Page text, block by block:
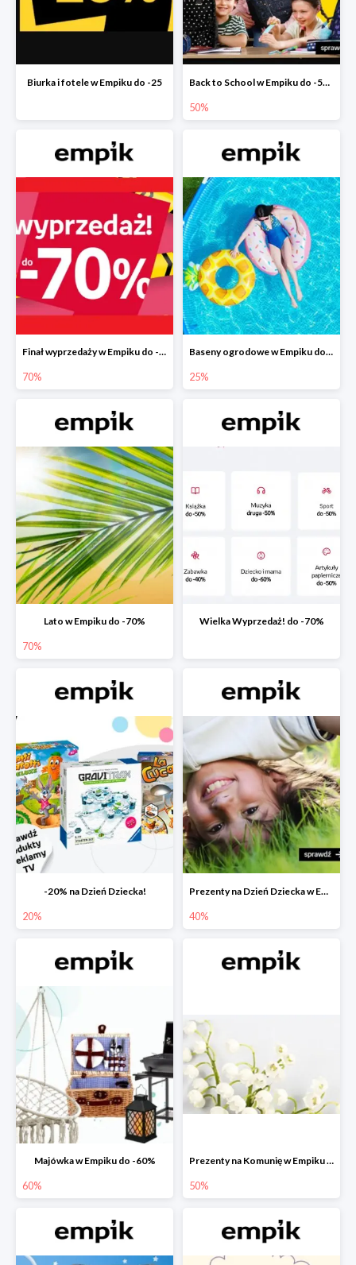
Biurka i fotele w Empiku do -25 Back to School w Empiku do -50%
50%
Finał wyprzedaży w Empiku do -70%
70%
Baseny ogrodowe w Empiku do -25%
25%
Lato w Empiku do -70%
70%
Wielka Wyprzedaż! do -70%
-20% na Dzień Dziecka!
20%
Prezenty na Dzień Dziecka w Empiku do -40%
40%
Majówka w Empiku do -60%
60%
Prezenty na Komunię w Empiku do -50%
50%